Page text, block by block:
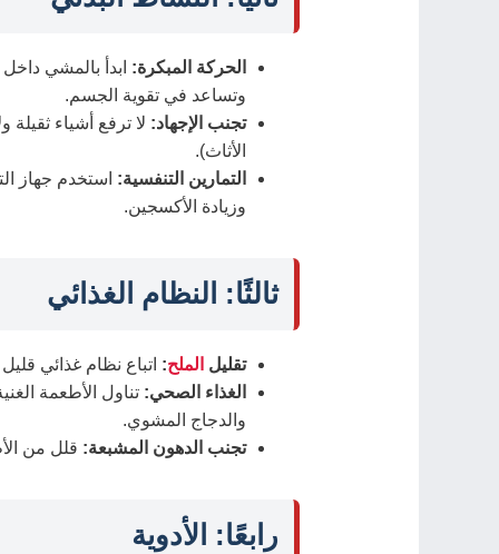
الحركة المبكرة: ابدأ بالمشي
وتساعد في تقوية الجسم.
تجنب الإجهاد: لا ترفع أشياء
الأثاث).
التمارين التنفسية: استخدم جهاز
وزيادة الأكسجين.
ثالثًا: النظام الغذائي
تقليل الملح: اتباع نظام غذائي
الغذاء الصحي: تناول الأطعمة
والدجاج المشوي.
تجنب الدهون المشبعة: قلل من
رابعًا: الأدوية